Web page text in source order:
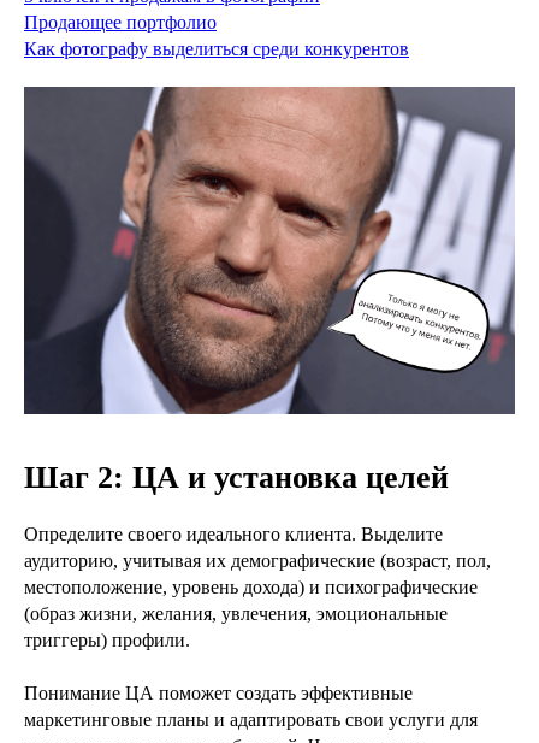
Продающее портфолио
Как фотографу выделиться среди конкурентов
Шаг 2: ЦА и установка целей
Определите своего идеального клиента. Выделите
аудиторию, учитывая их демографические (возраст, пол,
местоположение, уровень дохода) и психографические
(образ жизни, желания, увлечения, эмоциональные
триггеры) профили.
Понимание ЦА поможет создать эффективные
маркетинговые планы и адаптировать свои услуги для